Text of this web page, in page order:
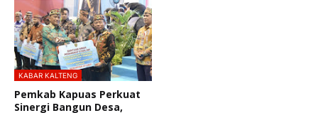
KABAR KALTENG
Pemkab Kapuas Perkuat
Sinergi Bangun Desa,